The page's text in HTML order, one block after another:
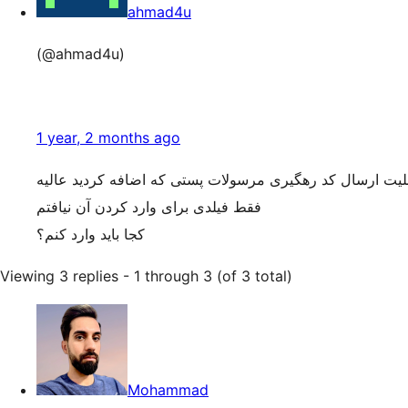
ahmad4u
(@ahmad4u)
1 year, 2 months ago
ارسال کد رهگیری مرسولات پستی که اضافه کردید عالیه
فقط فیلدی برای وارد کردن آن نیافتم
کجا باید وارد کنم؟
Viewing 3 replies - 1 through 3 (of 3 total)
Mohammad